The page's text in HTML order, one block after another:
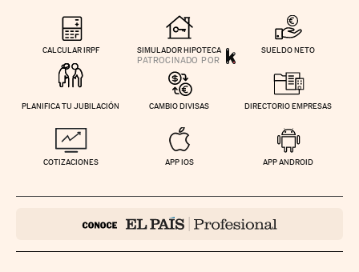
CALCULAR IRPF SIMULADOR HIPOTECA SUELDO NETO
PLANIFICA TU JUBILACIÓN CAMBIO DIVISAS DIRECTORIO EMPRESAS
COTIZACIONES APP IOS APP ANDROID